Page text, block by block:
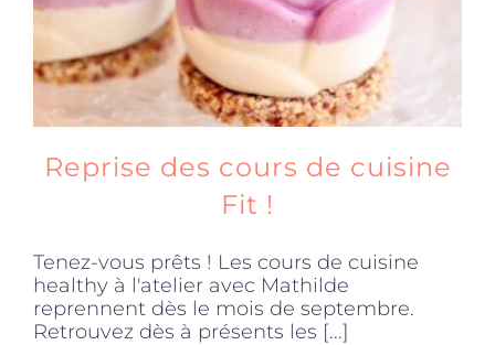
Reprise des cours de cuisine
Fit !
Tenez-vous prêts ! Les cours de cuisine
healthy à l'atelier avec Mathilde
reprennent dès le mois de septembre.
Retrouvez dès à présents les [...]